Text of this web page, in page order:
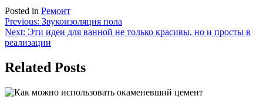
Posted in Ремонт
Навигация
по
Previous: Звукоизоляция пола
Next: Эти идеи для ванной не только красивы, но и просты в
реализации
Related Posts